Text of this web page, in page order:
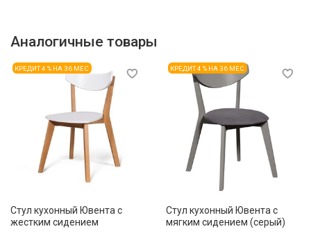
Аналогичные товары
КРЕДИТ 4 % НА 36 МЕС
Стул кухонный Ювента с
жестким сидением
КРЕДИТ 4 % НА 36 МЕС
Стул кухонный Ювента с
мягким сидением (серый)